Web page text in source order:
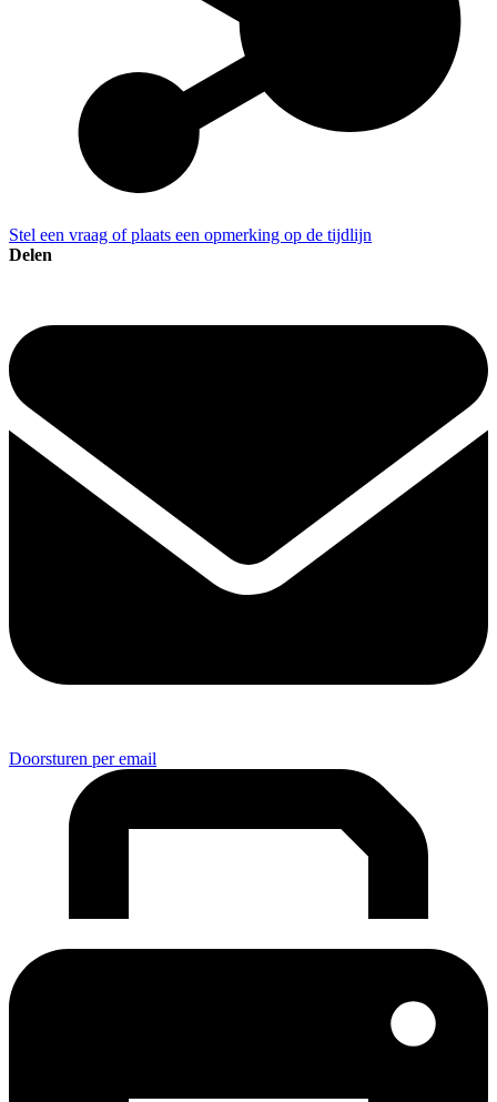
Stel een vraag of plaats een opmerking op de tijdlijn
Delen
Doorsturen per email